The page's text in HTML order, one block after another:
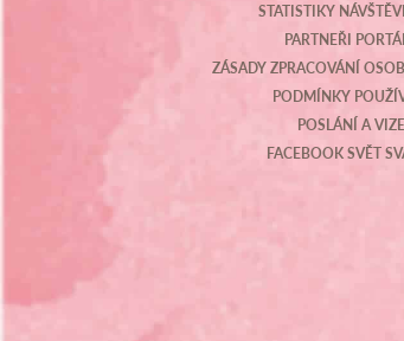
STATISTIKY
PARTNEŘI
ZÁSADY ZPRACOVÁNÍ
PODMÍNKY
POSLÁNÍ A VIZE
FACEBOOK SVĚT